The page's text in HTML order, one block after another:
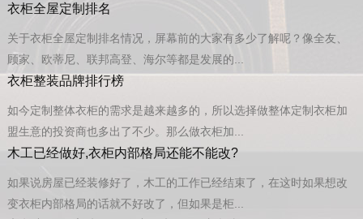
衣柜全屋定制排名
关于衣柜全屋定制排名情况，屏幕前的大家有多少了解呢？像全友、
顾家、欧蒂尼、联邦高登、海尔等都是发展的...
衣柜整装品牌排行榜
如今定制整体衣柜的需求是越来越多的，所以选择做整体定制衣柜加
盟生意的投资商也多出了不少。那么做衣柜加...
木工已经做好,衣柜内部格局还能不能改?
如果说房屋已经装修好了，木工的工作已经结束了，在这时如果想改
变衣柜内部格局的话就不好改了，但如果是柜...